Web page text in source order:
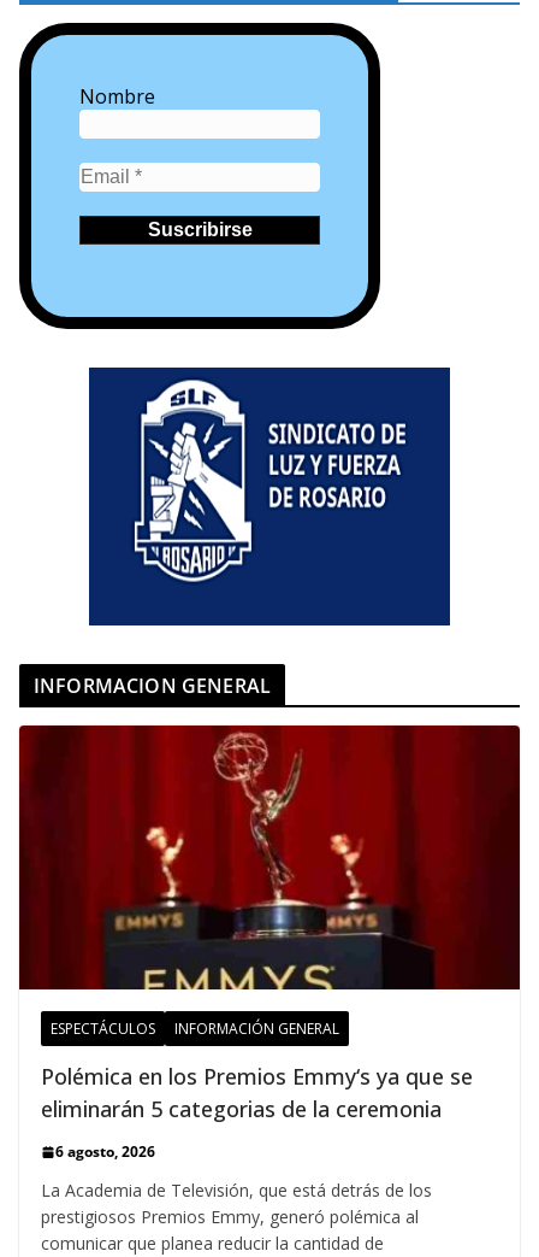
Nombre
INFORMACION GENERAL
ESPECTÁCULOS INFORMACIÓN GENERAL
Polémica en los Premios Emmy‘s ya que se
eliminarán 5 categorias de la ceremonia
6 agosto, 2026
La Academia de Televisión, que está detrás de los
prestigiosos Premios Emmy, generó polémica al
comunicar que planea reducir la cantidad de